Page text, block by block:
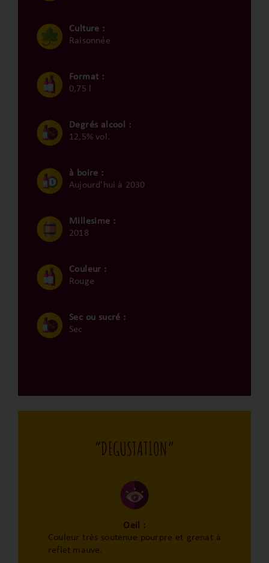
Culture :
Raisonnée
Format :
0,75 l
Degrés alcool :
12,5% vol.
à boire :
Aujourd'hui à 2030
Millesime :
2018
Couleur :
Rouge
Sec ou sucré :
Sec
“DEGUSTATION”
Oeil :
Couleur très soutenue pourpre et grenat à
reflet mauve.